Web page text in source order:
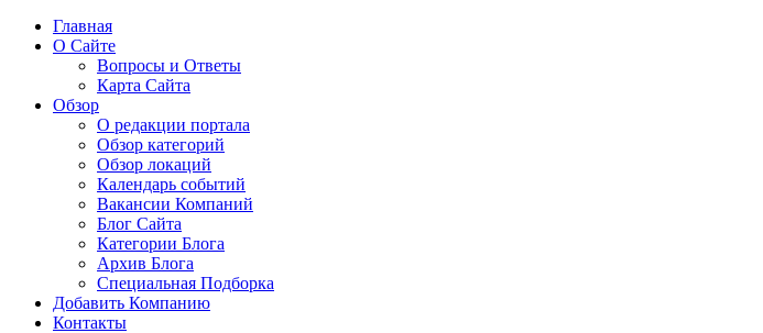
Главная
О Сайте
Вопросы и Ответы
Карта Сайта
Обзор
О редакции портала
Обзор категорий
Обзор локаций
Календарь событий
Вакансии Компаний
Блог Сайта
Категории Блога
Архив Блога
Специальная Подборка
Добавить Компанию
Контакты